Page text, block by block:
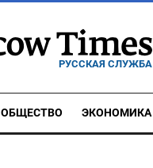
РУССКАЯ СЛУЖБА
ОБЩЕСТВО ЭКОНОМИКА